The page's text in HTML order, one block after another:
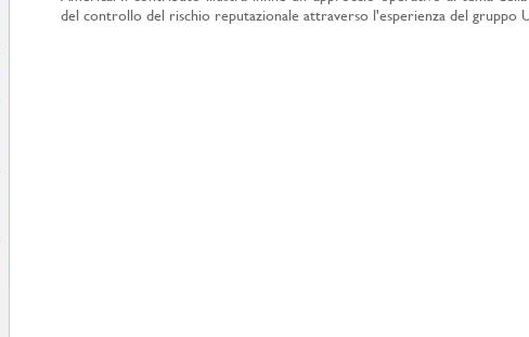
del controllo del rischio reputazionale attraverso l'esperienza del gruppo